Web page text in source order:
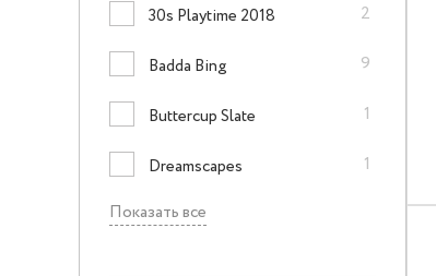
30s Playtime 2018 2
Badda Bing 9
Buttercup Slate 1
Dreamscapes 1
Показать все